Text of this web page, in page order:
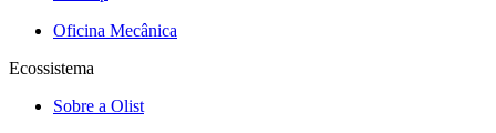
Oficina Mecânica
Ecossistema
Sobre a Olist